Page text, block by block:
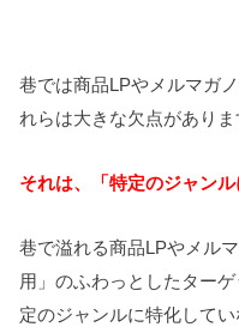
巷では商品LPやメルマガ
れらは大きな欠点がありま
それは、「特定のジャン
巷で溢れる商品LPやメル
用」のふわっとしたター
定のジャンルに特化して